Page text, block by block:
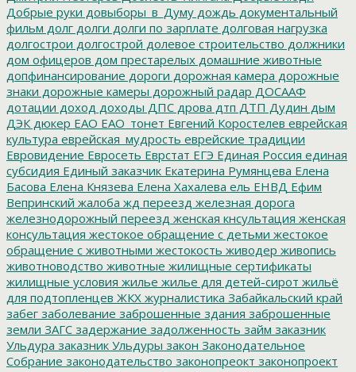
Добрые руки довыборы_в_Думу дождь документальный
фильм долг долги долги по зарплате долговая нагрузка
долгострои долгострой долевое строительство должники
дом офицеров дом престарелых домашние животные
допфинансирование дороги дорожная камера дорожные
знаки дорожные камеры дорожный радар ДОСААФ
дотации доход доходы ДПС дрова дтп ДТП Дудин дым
ДЭК дюкер ЕАО ЕАО_тонет Евгений Коростелев еврейская
культура еврейская_мудрость еврейские традиции
Евровидение Евросеть Еврстат ЕГЭ Единая Россия единая
субсидия Единый заказчик Екатерина Румянцева Елена
Басова Елена Князева Елена Хахалева ель ЕНВД Ефим
Вепринский жалоба жд переезд железная дорога
железнодорожный переезд женская кнсультация женская
консультация жестокое обращение с детьми жестокое
обращение с животными жестокость живодер живопись
животноводство животные жилищные сертификаты
жилищные условия жилье жилье для детей-сирот жильё
для подтопленцев ЖКХ журналистика Забайкальский край
забег заболевание заброшенные здания заброшенные
земли ЗАГС задержание задолженность займ заказник
Ульдура заказник Ульдуры закон Законодательное
Собрание законодательство законопреокт законопроект